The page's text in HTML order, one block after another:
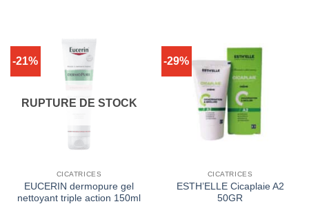
-21%
RUPTURE DE STOCK
CICATRICES
EUCERIN dermopure gel
nettoyant triple action 150ml
-29%
CICATRICES
ESTH’ELLE Cicaplaie A2
50GR